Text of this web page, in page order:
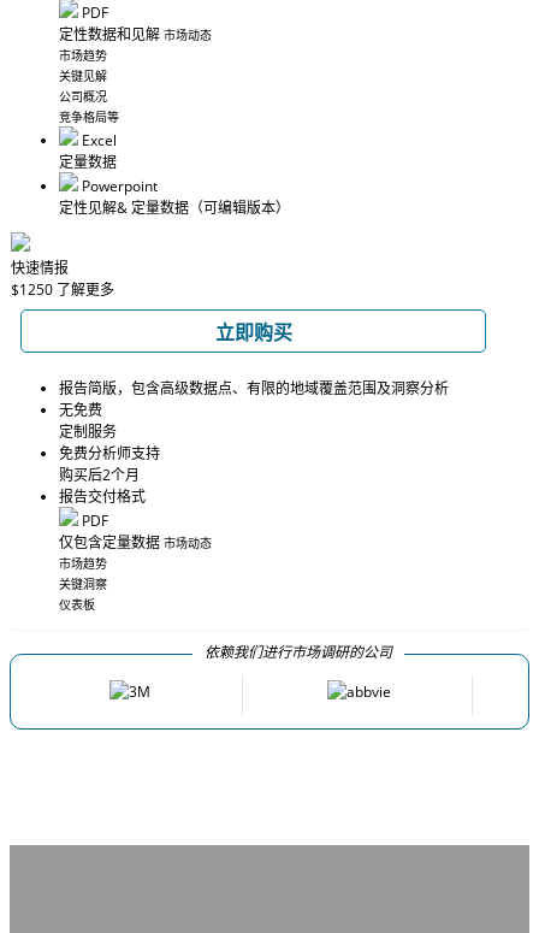
PDF
定性数据和见解 市场动态
市场趋势
关键见解
公司概况
竞争格局等
Excel
定量数据
Powerpoint
定性见解& 定量数据 （可编辑版本）
快速情报
$1250 了解更多
立即购买
报告简版，包含高级数据点、有限的地域覆盖范围及洞察分析
无免费
定制服务
免费分析师支持
购买后2个月
报告交付格式
PDF
仅包含定量数据 市场动态
市场趋势
关键洞察
仪表板
依赖我们进行市场调研的公司